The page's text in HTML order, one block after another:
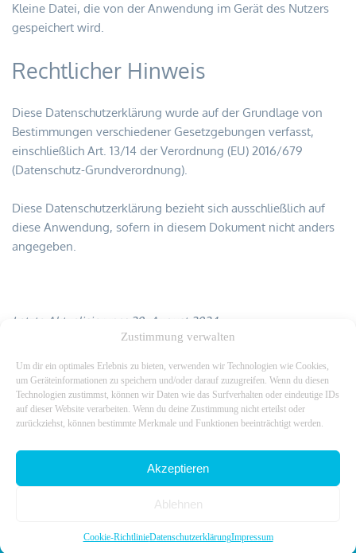
Zustimmung verwalten
Um dir ein optimales Erlebnis zu bieten, verwenden wir Technologien wie Cookies,
um Geräteinformationen zu speichern und/oder darauf zuzugreifen. Wenn du diesen
Technologien zustimmst, können wir Daten wie das Surfverhalten oder eindeutige IDs
auf dieser Website verarbeiten. Wenn du deine Zustimmung nicht erteilst oder
zurückziehst, können bestimmte Merkmale und Funktionen beeinträchtigt werden.
Akzeptieren
Ablehnen
Cookie-RichtlinieDatenschutzerklärungImpressum
Kleine Datei, die von der Anwendung im Gerät des Nutzers
gespeichert wird.
Rechtlicher Hinweis
Diese Datenschutzerklärung wurde auf der Grundlage von
Bestimmungen verschiedener Gesetzgebungen verfasst,
einschließlich Art. 13/14 der Verordnung (EU) 2016/679
(Datenschutz-Grundverordnung).
Diese Datenschutzerklärung bezieht sich ausschließlich auf
diese Anwendung, sofern in diesem Dokument nicht anders
angegeben.
Letzte Aktualisierung: 20. August 2024.
Repräsentanz:
Teamwork Werbeagentur
graphicrecording@teamwork-werbung.at
Datenschutzerklärung